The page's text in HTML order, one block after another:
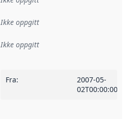
Ikke oppgitt
:
Ikke oppgitt
Fra:
2007-05-
02T00:00:00Z